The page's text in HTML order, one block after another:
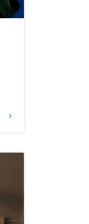
keyboard_arrow_right